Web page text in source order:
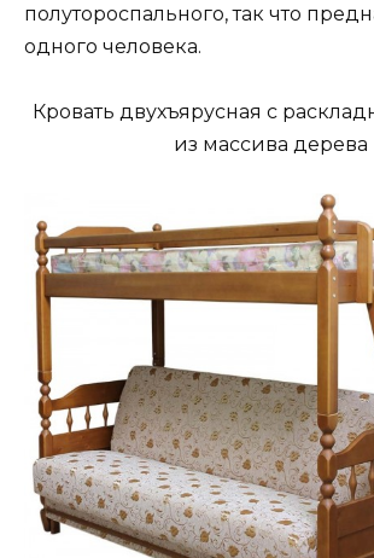
полутороспального, так что
одного человека.
Кровать двухъярусная с
из массива дерева